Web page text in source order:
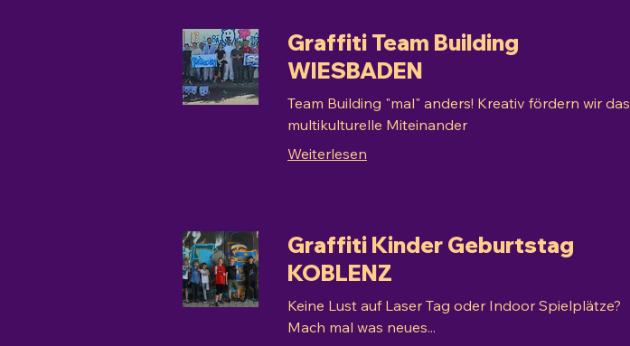
Graffiti Team Building
WIESBADEN
Team Building "mal" anders! Kreativ fördern wir das
multikulturelle Miteinander
Weiterlesen
Graffiti Kinder Geburtstag
KOBLENZ
Keine Lust auf Laser Tag oder Indoor Spielplätze?
Mach mal was neues...